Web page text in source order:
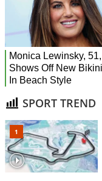
SPORT TREND